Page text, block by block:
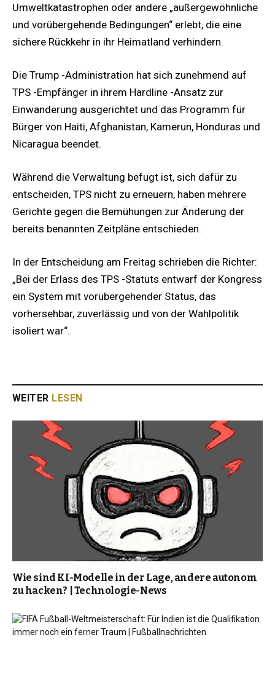
Umweltkatastrophen oder andere „außergewöhnliche
und vorübergehende Bedingungen“ erlebt, die eine
sichere Rückkehr in ihr Heimatland verhindern.
Die Trump -Administration hat sich zunehmend auf
TPS -Empfänger in ihrem Hardline -Ansatz zur
Einwanderung ausgerichtet und das Programm für
Bürger von Haiti, Afghanistan, Kamerun, Honduras und
Nicaragua beendet.
Während die Verwaltung befugt ist, sich dafür zu
entscheiden, TPS nicht zu erneuern, haben mehrere
Gerichte gegen die Bemühungen zur Änderung der
bereits benannten Zeitpläne entschieden.
In der Entscheidung am Freitag schrieben die Richter:
„Bei der Erlass des TPS -Statuts entwarf der Kongress
ein System mit vorübergehender Status, das
vorhersehbar, zuverlässig und von der Wahlpolitik
isoliert war“.
WEITER LESEN
Wie sind KI-Modelle in der Lage, andere autonom
zu hacken? | Technologie-News